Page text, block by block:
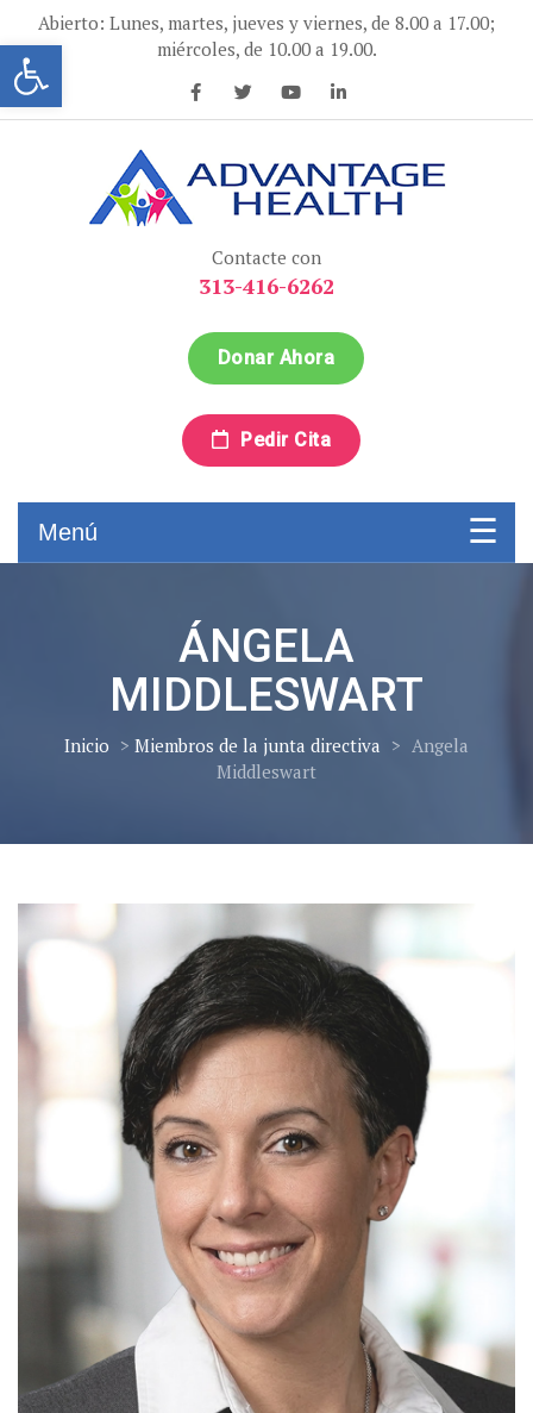
Abrir la barra de herramientas
contenido
Abierto: Lunes, martes, jueves y viernes, de 8.00 a 17.00;
miércoles, de 10.00 a 19.00.
Contacte con
313-416-6262
Donar Ahora
Pedir Cita
Menú
ÁNGELA
MIDDLESWART
Inicio > Miembros de la junta directiva > Angela
Middleswart